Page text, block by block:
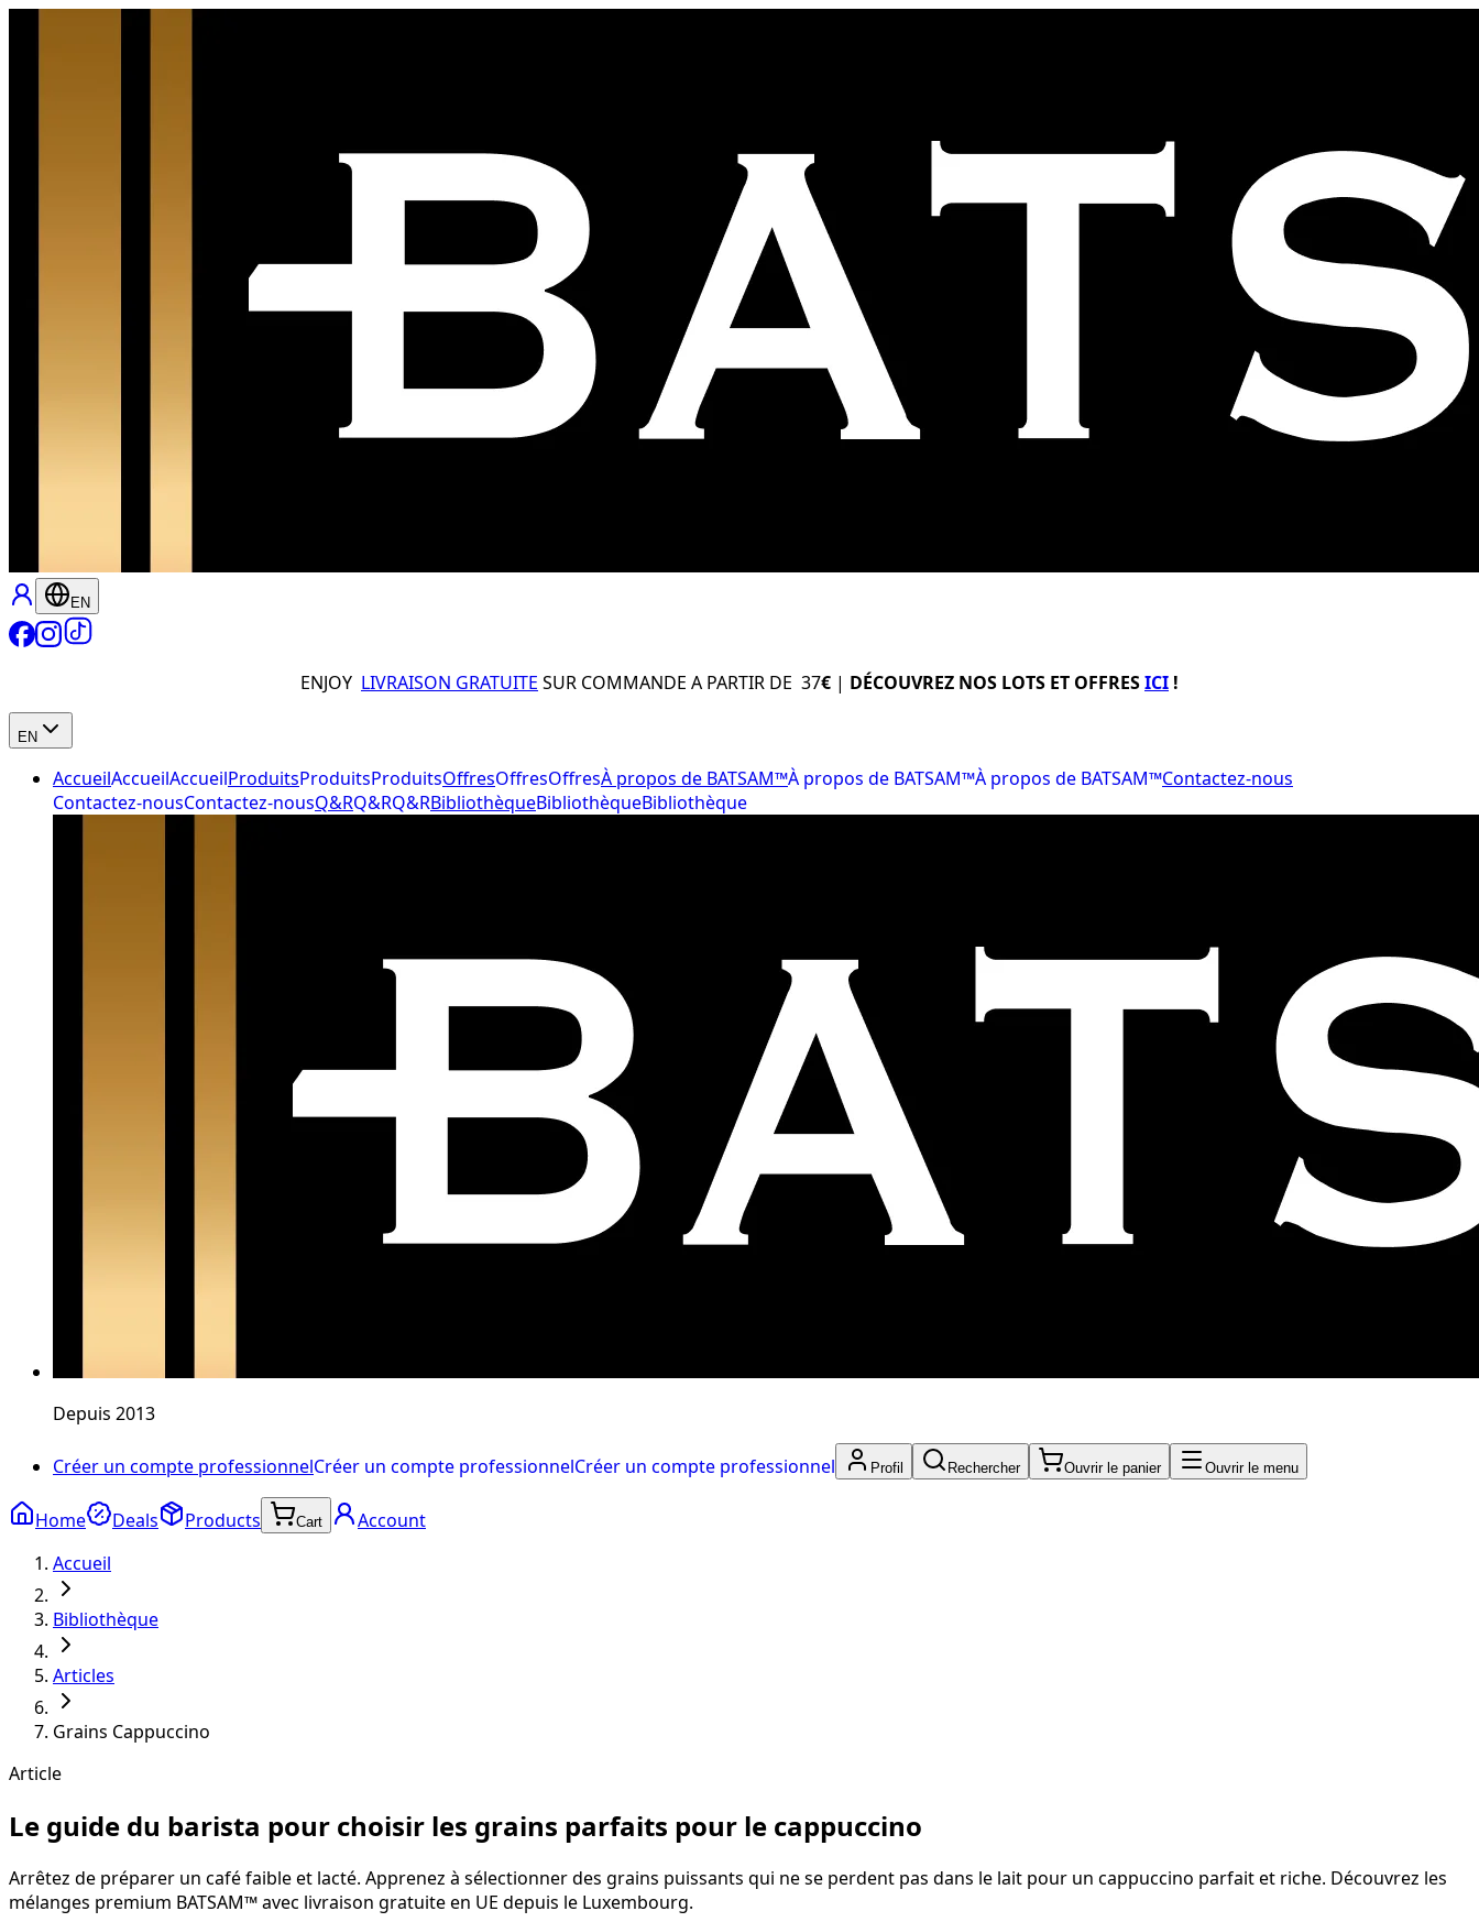
EN
ENJOY LIVRAISON GRATUITE SUR COMMANDE A PARTIR DE 37€ | DÉCOUVREZ NOS LOTS ET OFFRESICI !
EN
AccueilAccueilAccueilProduitsProduitsProduitsOffresOffresOffresÀ propos de BATSAM™À propos de BATSAM™À propos de BATSAM™Contactez-nous
Contactez-nousContactez-nousQ&RQ&RQ&RBibliothèqueBibliothèqueBibliothèque
Depuis 2013
Créer un compte professionnelCréer un compte professionnelCréer un compte professionnel Profil Rechercher Ouvrir le panier Ouvrir le menu
Home Deals Products Cart
Account
Accueil
Bibliothèque
Articles
Grains Cappuccino
Article
Le guide du barista pour choisir les grains parfaits pour le cappuccino
Arrêtez de préparer un café faible et lacté. Apprenez à sélectionner des grains puissants qui ne se perdent pas dans le lait pour un cappuccino parfait et riche. Découvrez les
mélanges premium BATSAM™ avec livraison gratuite en UE depuis le Luxembourg.